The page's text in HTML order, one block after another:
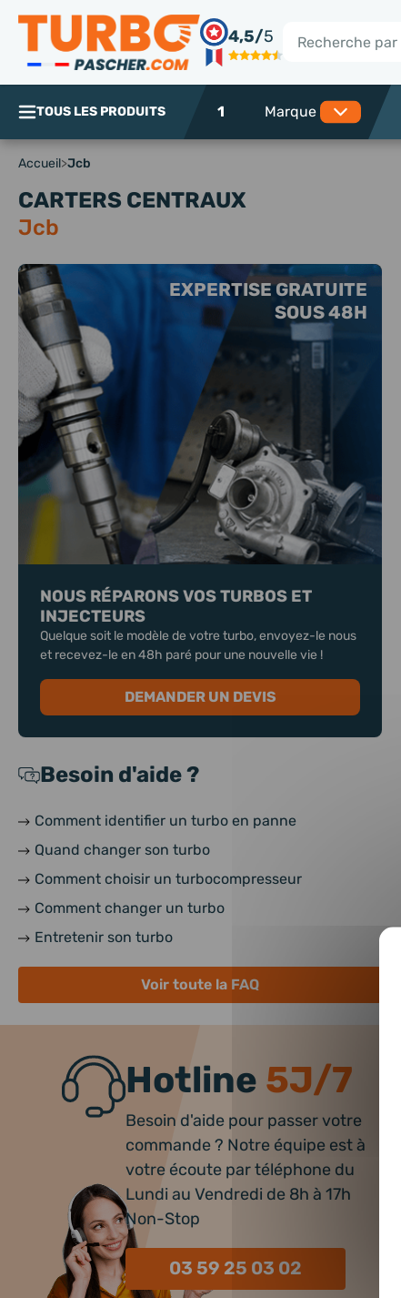
4,5/5
Rechercher
TOUS LES PRODUITS 1
Accueil>Jcb
CARTERS CENTRAUX
Jcb
EXPERTISE GRATUITE
SOUS 48H
NOUS RÉPARONS VOS TURBOS ET
INJECTEURS
Quelque soit le modèle de votre turbo, envoyez-le nous
et recevez-le en 48h paré pour une nouvelle vie !
DEMANDER UN DEVIS
Besoin d'aide ?
Comment identifier un turbo en panne
Quand changer son turbo
Comment choisir un turbocompresseur
Comment changer un turbo
Entretenir son turbo
Voir toute la FAQ
Hotline 5J/7
Besoin d'aide pour passer votre
commande ? Notre équipe est à
votre écoute par téléphone du
Lundi au Vendredi de 8h à 17h
Non-Stop
03 59 25 03 02
Panneau de gestion des cookies